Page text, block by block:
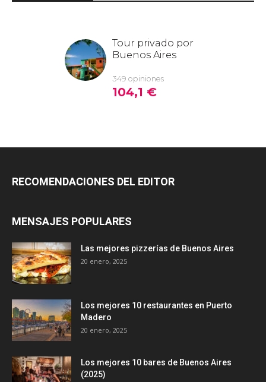
RECOMENDACIONES DEL EDITOR
MENSAJES POPULARES
Las mejores pizzerías de Buenos Aires
20 enero, 2025
Los mejores 10 restaurantes en Puerto
Madero
20 enero, 2025
Los mejores 10 bares de Buenos Aires
(2025)